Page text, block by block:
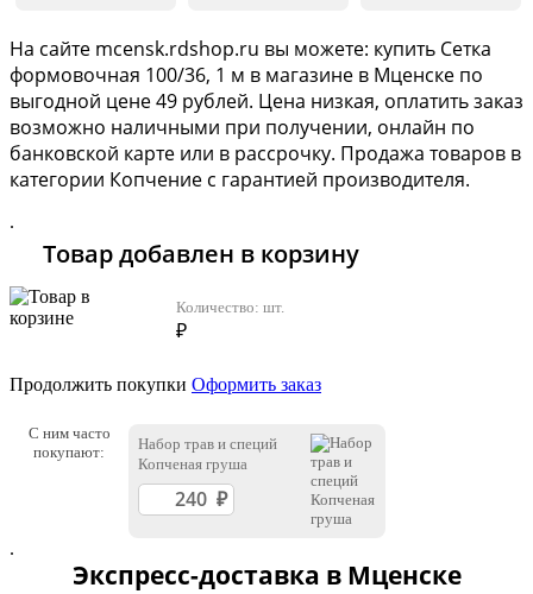
На сайте mcensk.rdshop.ru вы можете: купить Сетка
формовочная 100/36, 1 м в магазине в Мценске по
выгодной цене 49 рублей. Цена низкая, оплатить заказ
возможно наличными при получении, онлайн по
банковской карте или в рассрочку. Продажа товаров в
категории Копчение с гарантией производителя.
.
Товар добавлен в корзину
Количество: шт.
₽
Продолжить покупки Оформить заказ
С ним часто
покупают:
Набор трав и специй
Копченая груша
.
Экспресс-доставка в Мценске